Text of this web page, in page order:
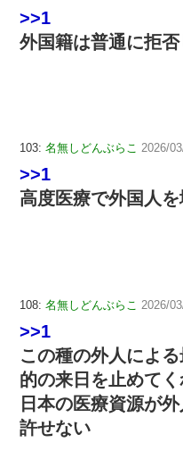
>>1
外国籍は普通に拒否
103: 名無しどんぶらこ 2026/
>>1
高度医療で外国人を
108: 名無しどんぶらこ 2026/
>>1
この種の外人によ
的の来日を止めてく
日本の医療資源が
許せない